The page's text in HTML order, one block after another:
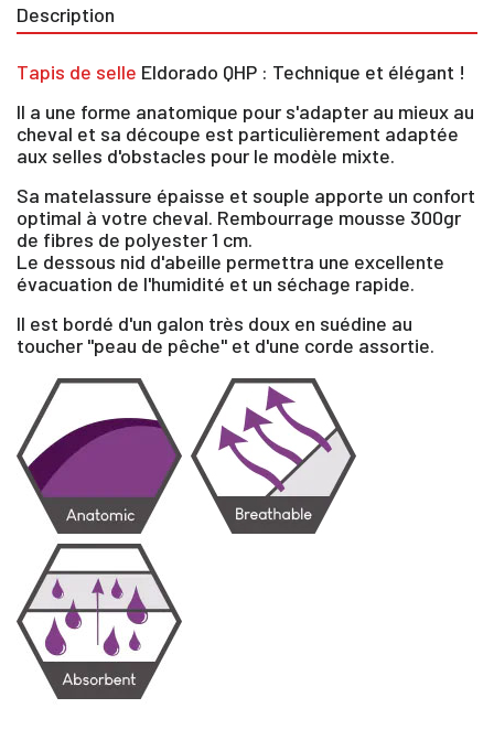
Description
Tapis de selle Eldorado QHP : Technique et élégant !
Il a une forme anatomique pour s'adapter au mieux au
cheval et sa découpe est particulièrement adaptée
aux selles d'obstacles pour le modèle mixte.
Sa matelassure épaisse et souple apporte un confort
optimal à votre cheval. Rembourrage mousse 300gr
de fibres de polyester 1 cm.
Le dessous nid d'abeille permettra une excellente
évacuation de l'humidité et un séchage rapide.
Il est bordé d'un galon très doux en suédine au
toucher "peau de pêche" et d'une corde assortie.